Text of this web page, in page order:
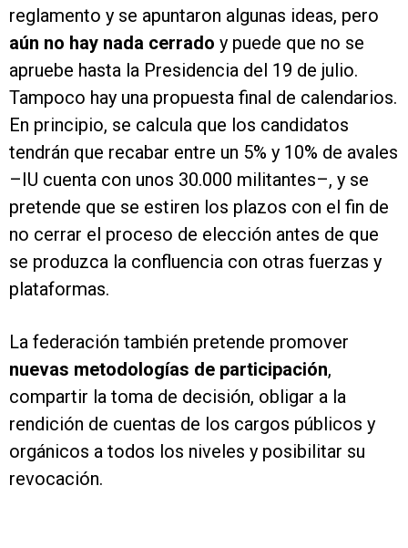
reglamento y se apuntaron algunas ideas, pero
aún no hay nada cerrado y puede que no se
apruebe hasta la Presidencia del 19 de julio.
Tampoco hay una propuesta final de calendarios.
En principio, se calcula que los candidatos
tendrán que recabar entre un 5% y 10% de avales
–IU cuenta con unos 30.000 militantes–, y se
pretende que se estiren los plazos con el fin de
no cerrar el proceso de elección antes de que
se produzca la confluencia con otras fuerzas y
plataformas.
La federación también pretende promover
nuevas metodologías de participación,
compartir la toma de decisión, obligar a la
rendición de cuentas de los cargos públicos y
orgánicos a todos los niveles y posibilitar su
revocación.